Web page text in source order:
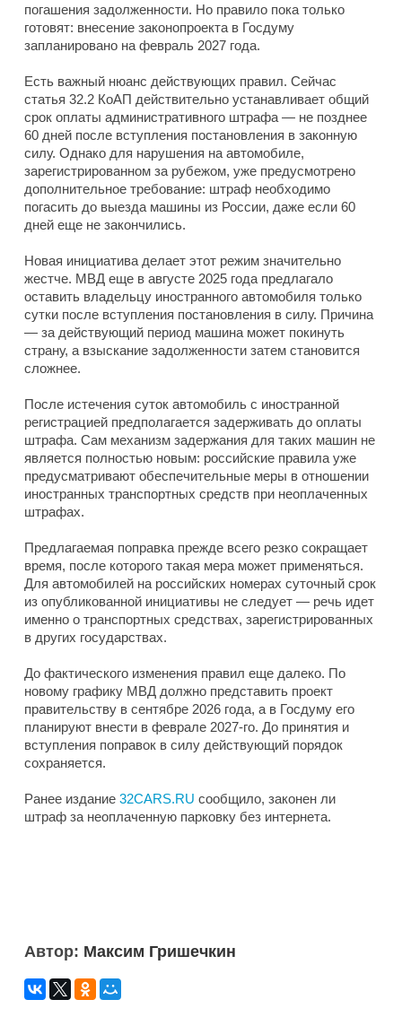
погашения задолженности. Но правило пока только
готовят: внесение законопроекта в Госдуму
запланировано на февраль 2027 года.
Есть важный нюанс действующих правил. Сейчас
статья 32.2 КоАП действительно устанавливает общий
срок оплаты административного штрафа — не позднее
60 дней после вступления постановления в законную
силу. Однако для нарушения на автомобиле,
зарегистрированном за рубежом, уже предусмотрено
дополнительное требование: штраф необходимо
погасить до выезда машины из России, даже если 60
дней еще не закончились.
Новая инициатива делает этот режим значительно
жестче. МВД еще в августе 2025 года предлагало
оставить владельцу иностранного автомобиля только
сутки после вступления постановления в силу. Причина
— за действующий период машина может покинуть
страну, а взыскание задолженности затем становится
сложнее.
После истечения суток автомобиль с иностранной
регистрацией предполагается задерживать до оплаты
штрафа. Сам механизм задержания для таких машин не
является полностью новым: российские правила уже
предусматривают обеспечительные меры в отношении
иностранных транспортных средств при неоплаченных
штрафах.
Предлагаемая поправка прежде всего резко сокращает
время, после которого такая мера может применяться.
Для автомобилей на российских номерах суточный срок
из опубликованной инициативы не следует — речь идет
именно о транспортных средствах, зарегистрированных
в других государствах.
До фактического изменения правил еще далеко. По
новому графику МВД должно представить проект
правительству в сентябре 2026 года, а в Госдуму его
планируют внести в феврале 2027-го. До принятия и
вступления поправок в силу действующий порядок
сохраняется.
Ранее издание 32CARS.RU сообщило, законен ли
штраф за неоплаченную парковку без интернета.
Автор: Максим Гришечкин